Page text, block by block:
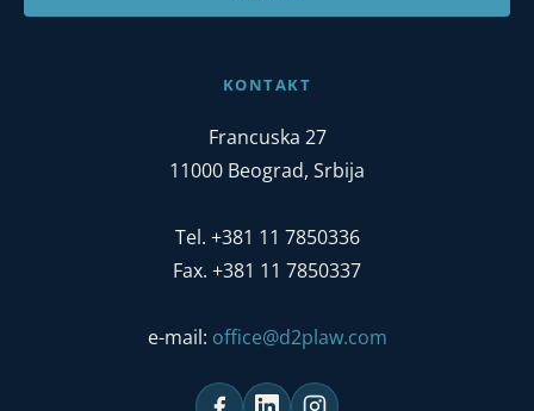
KONTAKT
Francuska 27
11000 Beograd, Srbija
Tel. +381 11 7850336
Fax. +381 11 7850337
e-mail: office@d2plaw.com